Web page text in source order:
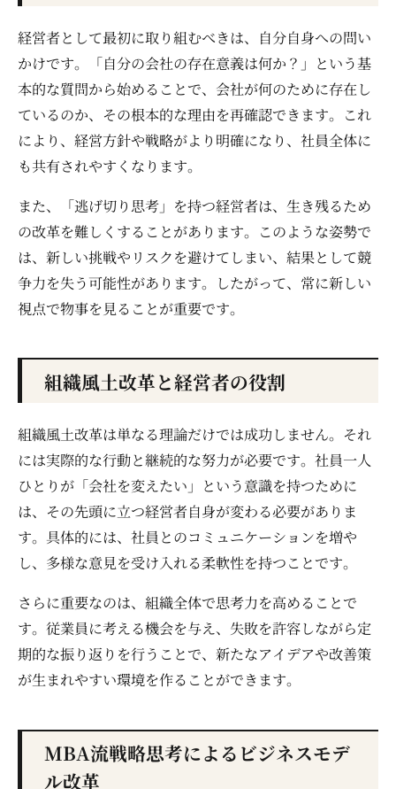
経営者として最初に取り組むべきは、自分自身への問い
かけです。「自分の会社の存在意義は何か？」という基
本的な質問から始めることで、会社が何のために存在し
ているのか、その根本的な理由を再確認できます。これ
により、経営方針や戦略がより明確になり、社員全体に
も共有されやすくなります。
また、「逃げ切り思考」を持つ経営者は、生き残るため
の改革を難しくすることがあります。このような姿勢で
は、新しい挑戦やリスクを避けてしまい、結果として競
争力を失う可能性があります。したがって、常に新しい
視点で物事を見ることが重要です。
組織風土改革と経営者の役割
組織風土改革は単なる理論だけでは成功しません。それ
には実際的な行動と継続的な努力が必要です。社員一人
ひとりが「会社を変えたい」という意識を持つために
は、その先頭に立つ経営者自身が変わる必要がありま
す。具体的には、社員とのコミュニケーションを増や
し、多様な意見を受け入れる柔軟性を持つことです。
さらに重要なのは、組織全体で思考力を高めることで
す。従業員に考える機会を与え、失敗を許容しながら定
期的な振り返りを行うことで、新たなアイデアや改善策
が生まれやすい環境を作ることができます。
MBA流戦略思考によるビジネスモデ
ル改革